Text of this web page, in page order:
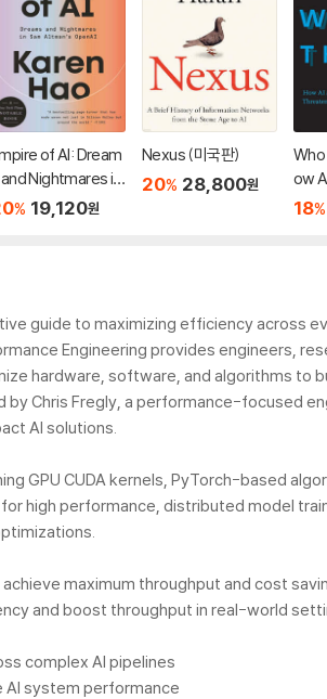
of AI: Dream
Nightmares in
Altman's Open
% 19,120원
Nexus (미국판)
20% 28,800원
ow
f18%
guide to maximizing efficiency across
Engineering provides engineers,
hardware, software, and algorithms to
Chris Fregly, a performance-focused
AI solutions.
CUDA kernels, PyTorch-based
high performance, distributed model
maximum throughput and cost
and boost throughput in real-world
complex AI pipelines
system performance